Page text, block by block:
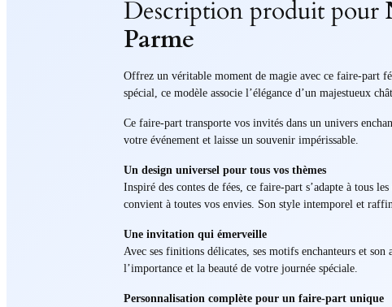
Description produit pour
Parme
Offrez un véritable moment de magie avec ce faire-part
spécial, ce modèle associe l’élégance d’un majestueux
Ce faire-part transporte vos invités dans un univers
votre événement et laisse un souvenir impérissable.
Un design universel pour tous vos thèmes
Inspiré des contes de fées, ce faire-part s’adapte à tous
convient à toutes vos envies. Son style intemporel et
Une invitation qui émerveille
Avec ses finitions délicates, ses motifs enchanteurs et
l’importance et la beauté de votre journée spéciale.
Personnalisation complète pour un faire-part unique